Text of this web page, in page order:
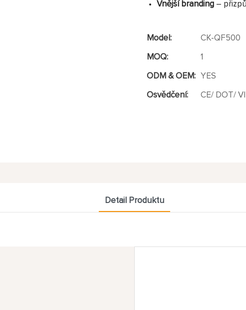
Vnější branding –
Model: CK-QF500
MOQ: 1
ODM & OEM: YES
Osvědčení: CE/ DOT/
Detail Produktu